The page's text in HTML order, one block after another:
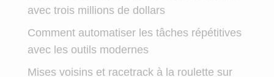
avec trois millions de dollars
Comment automatiser les tâches répétitives
avec les outils modernes
Mises voisins et racetrack à la roulette sur